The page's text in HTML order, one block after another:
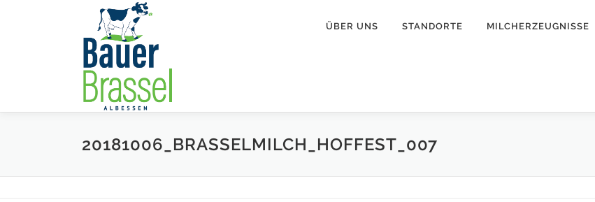
ÜBER UNS STANDORTE MILCHERZEUGNISSE
20181006_BRASSELMILCH_HOFFEST_007